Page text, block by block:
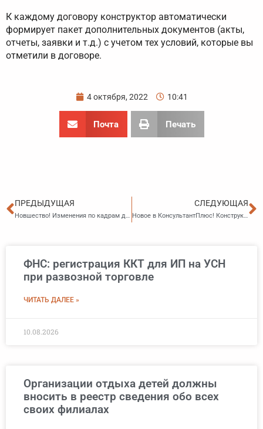
К каждому договору конструктор автоматически
формирует пакет дополнительных документов (акты,
отчеты, заявки и т.д.) с учетом тех условий, которые вы
отметили в договоре.
4 октября, 2022 10:41
Почта Печать
Пред
ПРЕДЫДУЩАЯ
Новшество! Изменения по кадрам для бюджетных организаций
СЛЕДУЮЩАЯ
Новое в КонсультантПлюс! Конструктор учетной политики для централизованных бухгалтерий
ФНС: регистрация ККТ для ИП на УСН
при развозной торговле
ЧИТАТЬ ДАЛЕЕ »
10.08.2026
Организации отдыха детей должны
вносить в реестр сведения обо всех
своих филиалах